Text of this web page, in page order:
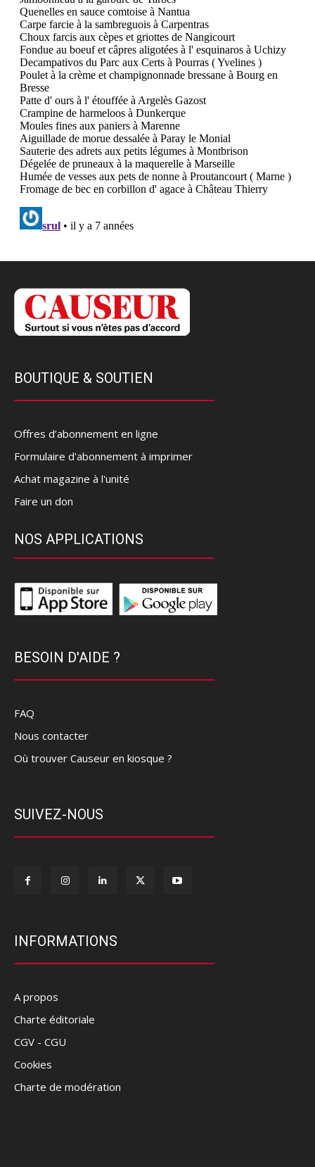
BOUTIQUE & SOUTIEN
Offres d’abonnement en ligne
Formulaire d'abonnement à imprimer
Achat magazine à l'unité
Faire un don
NOS APPLICATIONS
BESOIN D'AIDE ?
FAQ
Nous contacter
Où trouver Causeur en kiosque ?
SUIVEZ-NOUS
INFORMATIONS
A propos
Charte éditoriale
CGV - CGU
Cookies
Charte de modération